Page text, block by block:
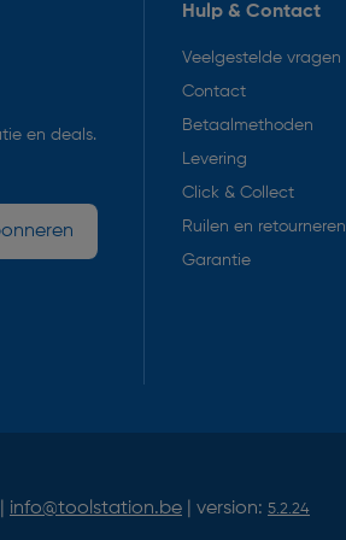
en deals.
Hulp & Contact
Veelgestelde vragen
Contact
Betaalmethoden
Levering
Click & Collect
Ruilen en retourneren
Garantie
info@toolstation.be | version: 5.2.24